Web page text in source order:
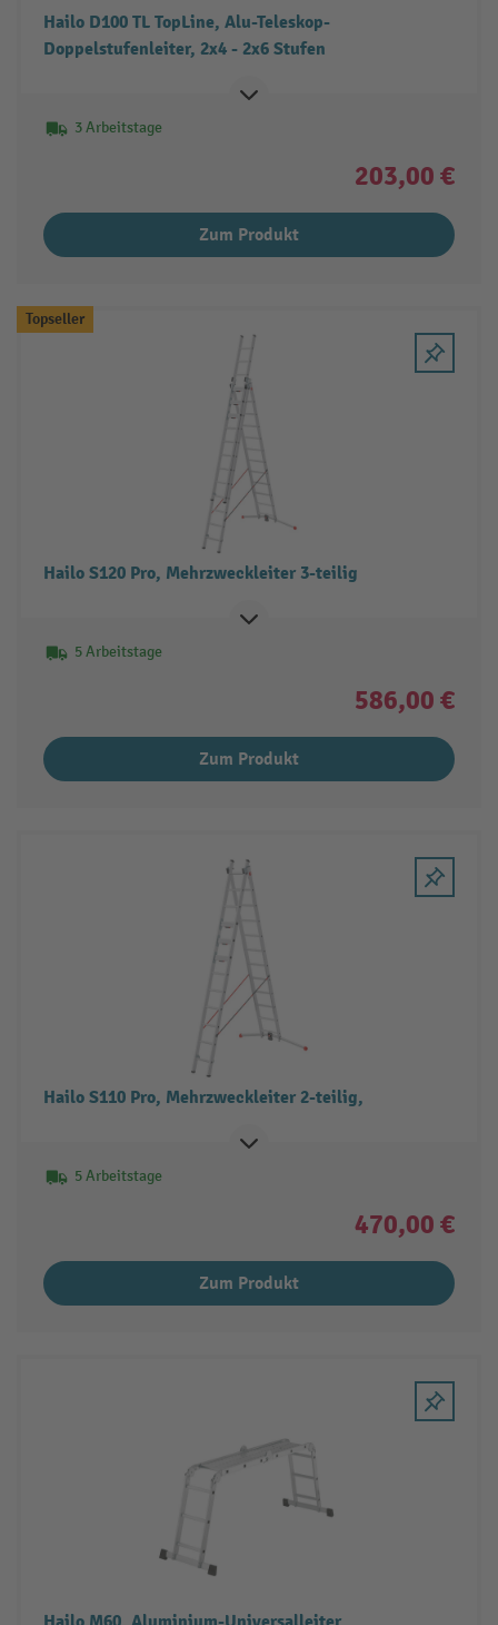
Hailo D100 TL TopLine, Alu-Teleskop-
Doppelstufenleiter, 2x4 - 2x6 Stufen
3 Arbeitstage
203,00 €
Zum Produkt
Topseller
Hailo S120 Pro, Mehrzweckleiter 3-teilig
5 Arbeitstage
586,00 €
Zum Produkt
Hailo S110 Pro, Mehrzweckleiter 2-teilig,
5 Arbeitstage
470,00 €
Zum Produkt